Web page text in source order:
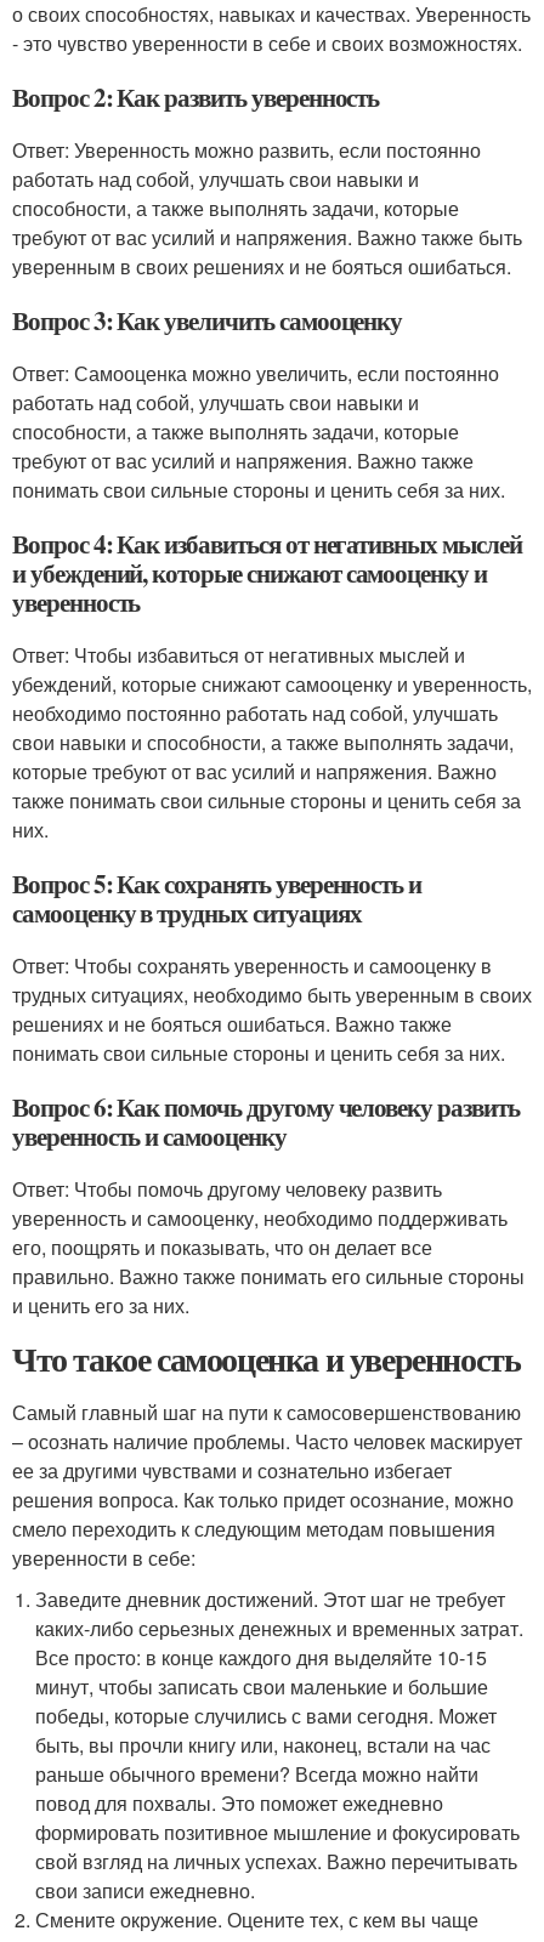
о своих способностях, навыках и качествах. Уверенность
- это чувство уверенности в себе и своих возможностях.
Вопрос 2: Как развить уверенность
Ответ: Уверенность можно развить, если постоянно
работать над собой, улучшать свои навыки и
способности, а также выполнять задачи, которые
требуют от вас усилий и напряжения. Важно также быть
уверенным в своих решениях и не бояться ошибаться.
Вопрос 3: Как увеличить самооценку
Ответ: Самооценка можно увеличить, если постоянно
работать над собой, улучшать свои навыки и
способности, а также выполнять задачи, которые
требуют от вас усилий и напряжения. Важно также
понимать свои сильные стороны и ценить себя за них.
Вопрос 4: Как избавиться от негативных мыслей
и убеждений, которые снижают самооценку и
уверенность
Ответ: Чтобы избавиться от негативных мыслей и
убеждений, которые снижают самооценку и уверенность,
необходимо постоянно работать над собой, улучшать
свои навыки и способности, а также выполнять задачи,
которые требуют от вас усилий и напряжения. Важно
также понимать свои сильные стороны и ценить себя за
них.
Вопрос 5: Как сохранять уверенность и
самооценку в трудных ситуациях
Ответ: Чтобы сохранять уверенность и самооценку в
трудных ситуациях, необходимо быть уверенным в своих
решениях и не бояться ошибаться. Важно также
понимать свои сильные стороны и ценить себя за них.
Вопрос 6: Как помочь другому человеку развить
уверенность и самооценку
Ответ: Чтобы помочь другому человеку развить
уверенность и самооценку, необходимо поддерживать
его, поощрять и показывать, что он делает все
правильно. Важно также понимать его сильные стороны
и ценить его за них.
Что такое самооценка и уверенность
Самый главный шаг на пути к самосовершенствованию
– осознать наличие проблемы. Часто человек маскирует
ее за другими чувствами и сознательно избегает
решения вопроса. Как только придет осознание, можно
смело переходить к следующим методам повышения
уверенности в себе:
Заведите дневник достижений. Этот шаг не требует
каких-либо серьезных денежных и временных затрат.
Все просто: в конце каждого дня выделяйте 10-15
минут, чтобы записать свои маленькие и большие
победы, которые случились с вами сегодня. Может
быть, вы прочли книгу или, наконец, встали на час
раньше обычного времени? Всегда можно найти
повод для похвалы. Это поможет ежедневно
формировать позитивное мышление и фокусировать
свой взгляд на личных успехах. Важно перечитывать
свои записи ежедневно.
Смените окружение. Оцените тех, с кем вы чаще